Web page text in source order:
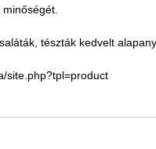
tészták kedvelt
site.php?tpl=product